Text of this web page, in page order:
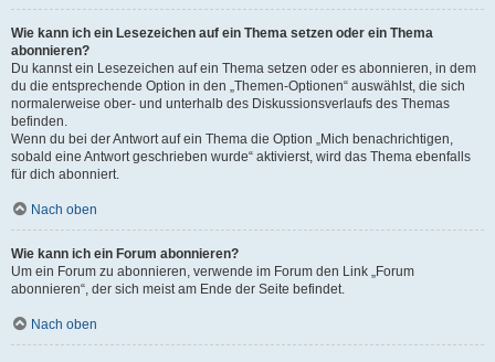
Wie kann ich ein Lesezeichen auf ein Thema setzen oder ein Thema
abonnieren?
Du kannst ein Lesezeichen auf ein Thema setzen oder es abonnieren, in dem
du die entsprechende Option in den „Themen-Optionen“ auswählst, die sich
normalerweise ober- und unterhalb des Diskussionsverlaufs des Themas
befinden.
Wenn du bei der Antwort auf ein Thema die Option „Mich benachrichtigen,
sobald eine Antwort geschrieben wurde“ aktivierst, wird das Thema ebenfalls
für dich abonniert.
Nach oben
Wie kann ich ein Forum abonnieren?
Um ein Forum zu abonnieren, verwende im Forum den Link „Forum
abonnieren“, der sich meist am Ende der Seite befindet.
Nach oben